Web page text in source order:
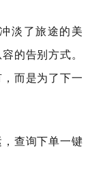
淡了旅途的美
的告别方式。
而是为了下一
查询下单一键